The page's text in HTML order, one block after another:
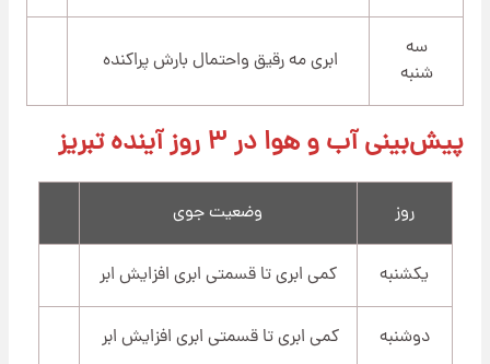
سه
شنبه
ابری مه رقیق واحتمال بارش پراکنده
پیش‌بینی آب و هوا در ۳ روز آینده تبریز
روز وضعیت جوی
یکشنبه کمی ابری تا قسمتی ابری افزایش ابر
دوشنبه کمی ابری تا قسمتی ابری افزایش ابر